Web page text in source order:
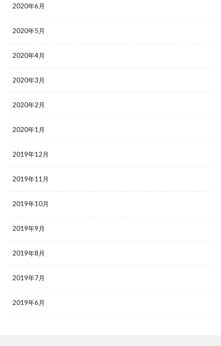
2020年6月
2020年5月
2020年4月
2020年3月
2020年2月
2020年1月
2019年12月
2019年11月
2019年10月
2019年9月
2019年8月
2019年7月
2019年6月